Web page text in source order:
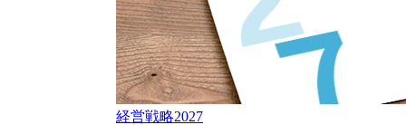
経営戦略2027